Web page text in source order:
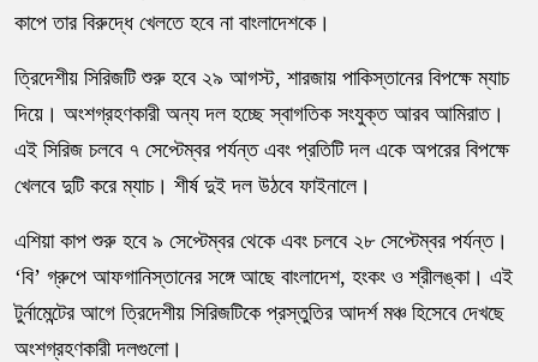
কাপে তার বিরুদ্ধে খেলতে হবে না বাংলাদেশকে।
ত্রিদেশীয় সিরিজটি শুরু হবে ২৯ আগস্ট, শারজায় পাকিস্তানের বিপক্ষে ম্যাচ
দিয়ে। অংশগ্রহণকারী অন্য দল হচ্ছে স্বাগতিক সংযুক্ত আরব আমিরাত।
এই সিরিজ চলবে ৭ সেপ্টেম্বর পর্যন্ত এবং প্রতিটি দল একে অপরের বিপক্ষে
খেলবে দুটি করে ম্যাচ। শীর্ষ দুই দল উঠবে ফাইনালে।
এশিয়া কাপ শুরু হবে ৯ সেপ্টেম্বর থেকে এবং চলবে ২৮ সেপ্টেম্বর পর্যন্ত।
‘বি’ গ্রুপে আফগানিস্তানের সঙ্গে আছে বাংলাদেশ, হংকং ও শ্রীলঙ্কা। এই
টুর্নামেন্টের আগে ত্রিদেশীয় সিরিজটিকে প্রস্তুতির আদর্শ মঞ্চ হিসেবে দেখছে
অংশগ্রহণকারী দলগুলো।